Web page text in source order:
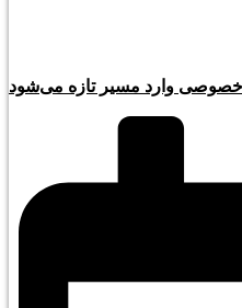
وارد مسیر تازه می‌شود